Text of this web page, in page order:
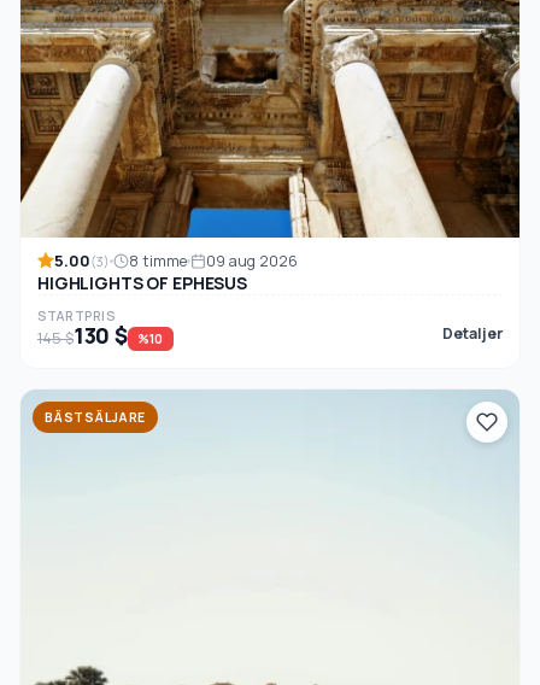
5.00(3) 8 timme 09 aug 2026
HIGHLIGHTS OF EPHESUS
STARTPRIS
145 $130 $ %10 Detaljer
BÄSTSÄLJARE